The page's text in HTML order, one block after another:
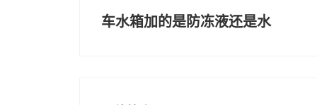
车水箱加的是防冻液还是水